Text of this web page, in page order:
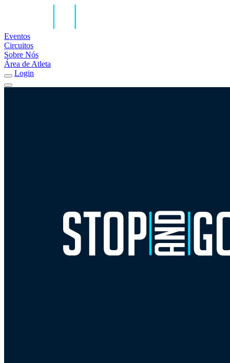
Eventos
Circuitos
Sobre Nós
Área de Atleta
Login